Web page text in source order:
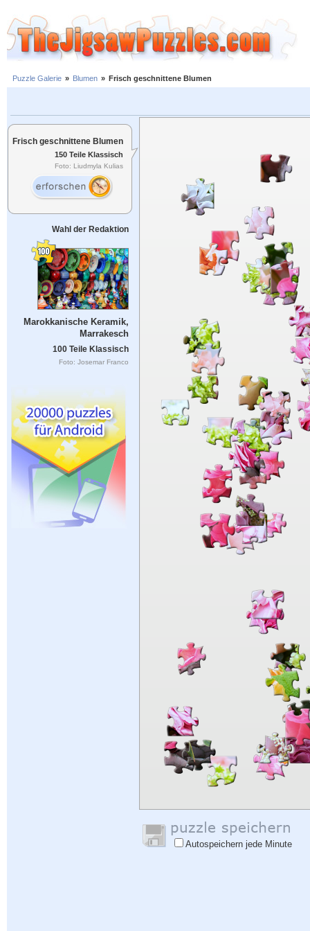
Puzzle Galerie » Blumen » Frisch geschnittene Blumen
Frisch geschnittene Blumen
150 Teile Klassisch
Foto: Liudmyla Kulias
Wahl der Redaktion
Marokkanische Keramik,
Marrakesch
100 Teile Klassisch
Foto: Josemar Franco
Autospeichern jede Minute